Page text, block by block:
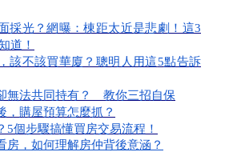
採光？網曝：棟距太近是悲劇！這3
道！
該不該買華廈？聰明人用這5點告訴
無法共同持有？ 教你三招自保
，購屋預算怎麼抓？
5個步驟搞懂買房交易流程！
房，如何理解房仲背後意涵？